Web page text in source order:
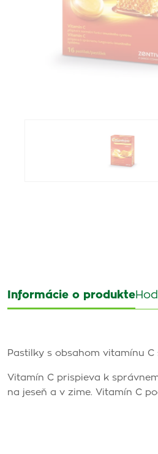
Informácie o produkte
Pastilky s obsahom vitamínu C
Vitamín C prispieva k
na jeseň a v zime. Vitamín C